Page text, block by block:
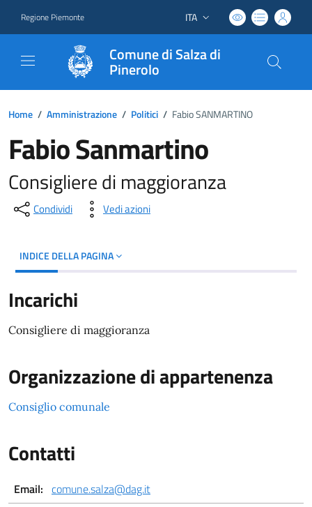
Regione Piemonte Lingua attiva:
ITA
Comune di Salza di
Pinerolo
Home / Amministrazione / Politici / Fabio SANMARTINO
Fabio Sanmartino
Consigliere di maggioranza
Condividi Vedi azioni
INDICE DELLA PAGINA
Incarichi
Consigliere di maggioranza
Organizzazione di appartenenza
Consiglio comunale
Contatti
Email: comune.salza@dag.it